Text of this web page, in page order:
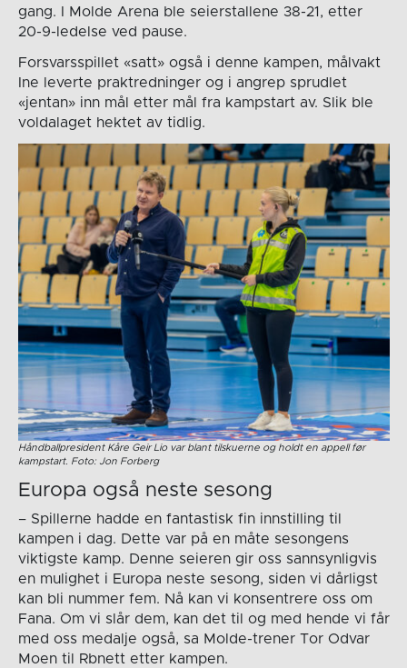
gang. I Molde Arena ble seierstallene 38-21, etter
20-9-ledelse ved pause.
Forsvarsspillet «satt» også i denne kampen, målvakt
Ine leverte praktredninger og i angrep sprudlet
«jentan» inn mål etter mål fra kampstart av. Slik ble
voldalaget hektet av tidlig.
Håndballpresident Kåre Geir Lio var blant tilskuerne og holdt en appell før
kampstart. Foto: Jon Forberg
Europa også neste sesong
– Spillerne hadde en fantastisk fin innstilling til
kampen i dag. Dette var på en måte sesongens
viktigste kamp. Denne seieren gir oss sannsynligvis
en mulighet i Europa neste sesong, siden vi dårligst
kan bli nummer fem. Nå kan vi konsentrere oss om
Fana. Om vi slår dem, kan det til og med hende vi får
med oss medalje også, sa Molde-trener Tor Odvar
Moen til Rbnett etter kampen.